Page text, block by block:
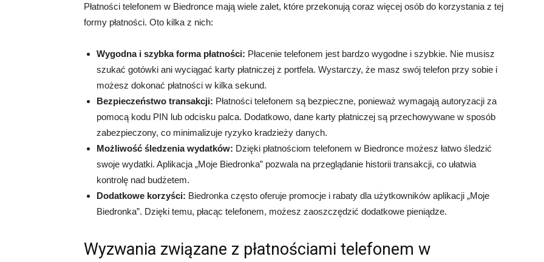
Płatności telefonem w Biedronce mają wiele zalet, które przekonują coraz więcej osób do korzystania z tej
formy płatności. Oto kilka z nich:
Wygodna i szybka forma płatności: Płacenie telefonem jest bardzo wygodne i szybkie. Nie musisz
szukać gotówki ani wyciągać karty płatniczej z portfela. Wystarczy, że masz swój telefon przy sobie i
możesz dokonać płatności w kilka sekund.
Bezpieczeństwo transakcji: Płatności telefonem są bezpieczne, ponieważ wymagają autoryzacji za
pomocą kodu PIN lub odcisku palca. Dodatkowo, dane karty płatniczej są przechowywane w sposób
zabezpieczony, co minimalizuje ryzyko kradzieży danych.
Możliwość śledzenia wydatków: Dzięki płatnościom telefonem w Biedronce możesz łatwo śledzić
swoje wydatki. Aplikacja „Moje Biedronka” pozwala na przeglądanie historii transakcji, co ułatwia
kontrolę nad budżetem.
Dodatkowe korzyści: Biedronka często oferuje promocje i rabaty dla użytkowników aplikacji „Moje
Biedronka”. Dzięki temu, płacąc telefonem, możesz zaoszczędzić dodatkowe pieniądze.
Wyzwania związane z płatnościami telefonem w